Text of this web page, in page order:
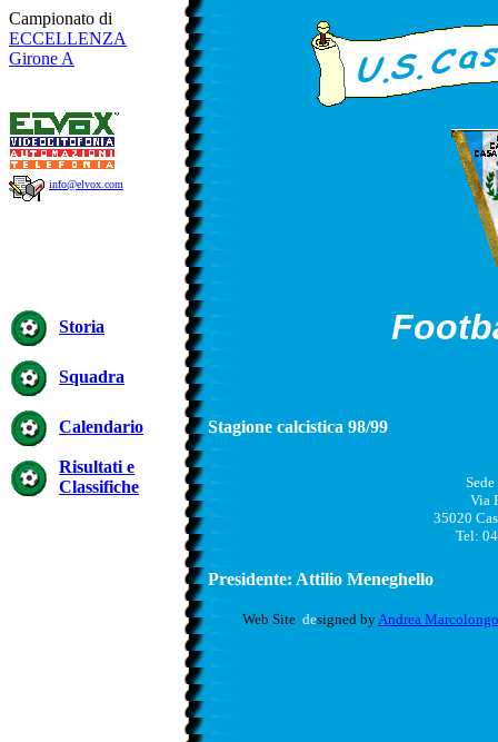
Campionato di
ECCELLENZA
Girone A
info@elvox.com
Storia
Squadra
Calendario Stagione calcistica 98/99
Risultati e
Classifiche
Via
35020
Tel:
Presidente: Attilio Meneghello
Web Site designed byAndrea Marcolongo